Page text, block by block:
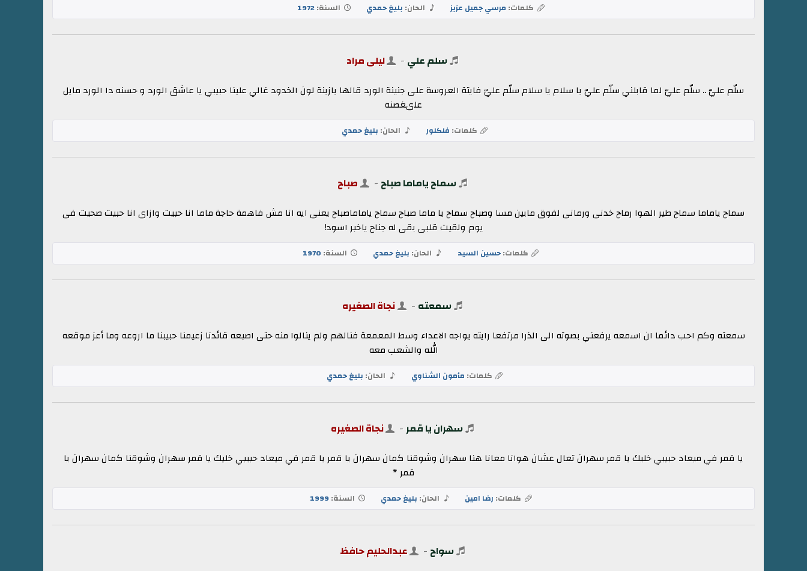
كلمات: مرسي جميل عزيز الحان: بليغ حمدي السنة:1972
سلم علي - ليلى مراد
سلّم عليّ .. سلّم عليّ لما قابلني سلّم عليّ يا سلام يا سلام سلّم عليّ فايتة العروسة على جنينة الورد قالها يازينة لون الخدود غالي علينا حبيبي يا عاشق الورد و حسنه دا الورد مايل
علىغصنه
كلمات: فلكلور الحان: بليغ حمدي
سماح ياماما صباح - صباح
سماح ياماما سماح طير الهوا رماح خدنى ورمانى لفوق مابين مسا وصباح سماح يا ماما صباح سماح ياماماصباح يعنى ايه انا مش فاهمة حاجة ماما انا حبيت وازاى انا حبيت صحيت فى
يوم ولقيت قلبى بقى له جناح ياخبر اسود!
كلمات:حسين السيد الحان: بليغ حمدي السنة: 1970
سمعته - نجاة الصغيره
سمعته وكم احب دائما ان اسمعه يرفعني بصوته الى الذرا مرتفعا رايته يواجه الاعداء وسط المعمعة فنالهم ولم ينالوا منه حتى اصبعه قائدنا زعيمنا حبيبنا ما اروعه وما أعز موقعه
الله والشعب معه
كلمات: مأمون الشناوي الحان: بليغ حمدي
سهران يا قمر- نجاة الصغيره
يا قمر في ميعاد حبيبي خليك يا قمر سهران تعال عشان هوانا معانا هنا سهران وشوقنا كمان سهران يا قمر يا قمر في ميعاد حبيبي خليك يا قمر سهران وشوقنا كمان سهران يا
قمر *
كلمات: رضا امين الحان: بليغ حمدي السنة:1999
سواح - عبدالحليم حافظ